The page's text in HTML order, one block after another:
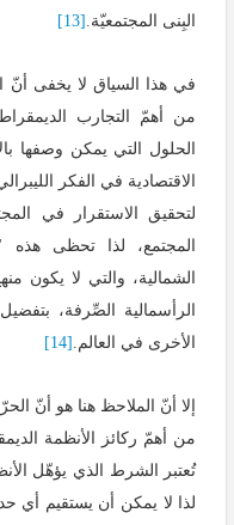
البِنى المجتمعيّة. [13]
في هذا السياق لا يخفى أنّ
من أهمّ التجارب
الحلول التي يمكن وصفها
الاقتصادية في الفكر
لتحقيق الاستقرار في
المجتمع، لذا تحظى هذه
الشمالية، والتي لا يكون
الرأسمالية الصِّرفة،
الأخرى في العالم. [14]
إلا أنّ الملاحظ هنا هو أنّ
من أهمّ ركائز الأنظمة
تُعتبر الشرط الذي يؤهّل
لذا لا يمكن أن يستقيم أي